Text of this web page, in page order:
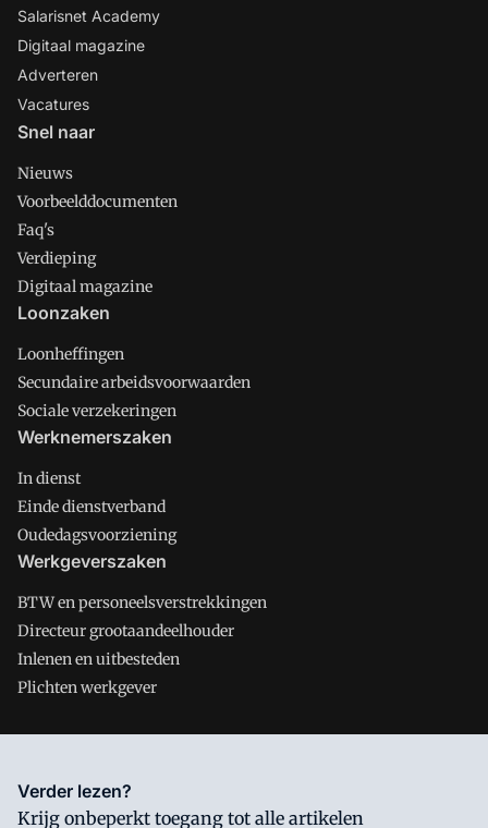
Salarisnet Academy
Digitaal magazine
Adverteren
Vacatures
Snel naar
Nieuws
Voorbeelddocumenten
Faq's
Verdieping
Digitaal magazine
Loonzaken
Loonheffingen
Secundaire arbeidsvoorwaarden
Sociale verzekeringen
Werknemerszaken
In dienst
Einde dienstverband
Oudedagsvoorziening
Werkgeverszaken
BTW en personeelsverstrekkingen
Directeur grootaandeelhouder
Inlenen en uitbesteden
Plichten werkgever
Salarisnet is onderdeel van VMN media. Lees in
waar VMN media voor staat. Op gebruik van deze site zijn de
Verder lezen?
Krijg onbeperkt toegang tot alle artikelen